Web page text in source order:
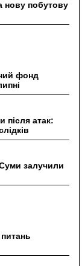
нову побутову
фонд
після атак:
залучили